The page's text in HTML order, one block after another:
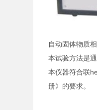
自动固体物质
本试验方法是
本仪器符合联
册》的要求。